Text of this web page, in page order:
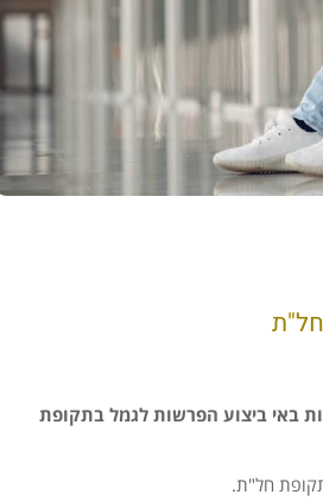
באי ביצוע הפרשות לגמל בתקופת
חל"ת.